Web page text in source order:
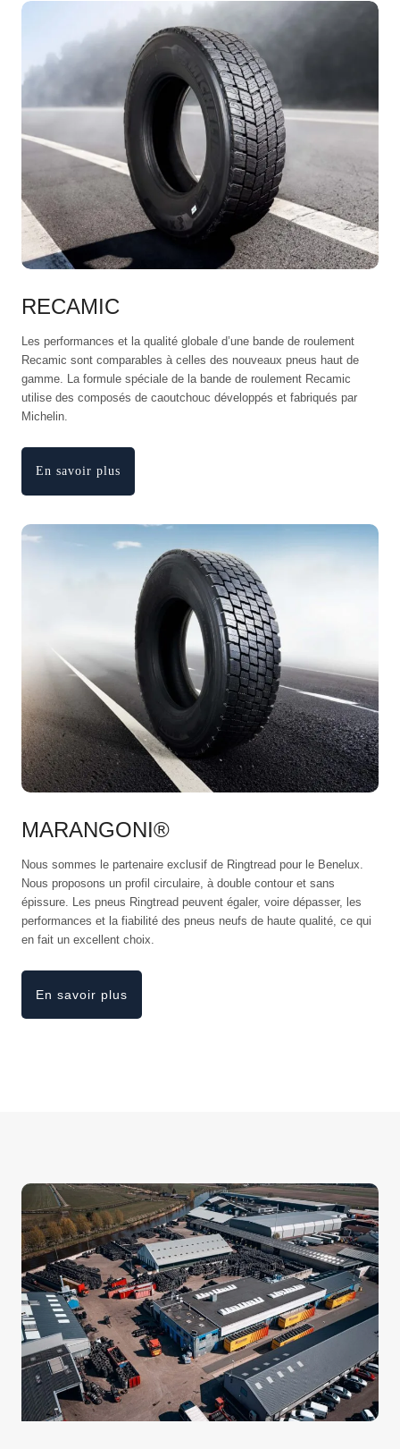
RECAMIC
Les performances et la qualité globale d’une bande de roulement
Recamic sont comparables à celles des nouveaux pneus haut de
gamme. La formule spéciale de la bande de roulement Recamic
utilise des composés de caoutchouc développés et fabriqués par
Michelin.
En savoir plus
MARANGONI®
Nous sommes le partenaire exclusif de Ringtread pour le Benelux.
Nous proposons un profil circulaire, à double contour et sans
épissure. Les pneus Ringtread peuvent égaler, voire dépasser, les
performances et la fiabilité des pneus neufs de haute qualité, ce qui
en fait un excellent choix.
En savoir plus